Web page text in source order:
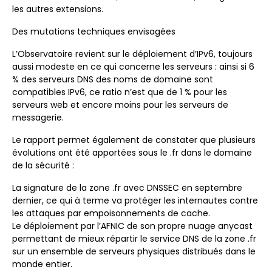
les autres extensions.
Des mutations techniques envisagées
L’Observatoire revient sur le déploiement d’IPv6, toujours
aussi modeste en ce qui concerne les serveurs : ainsi si 6
% des serveurs DNS des noms de domaine sont
compatibles IPv6, ce ratio n’est que de 1 % pour les
serveurs web et encore moins pour les serveurs de
messagerie.
Le rapport permet également de constater que plusieurs
évolutions ont été apportées sous le .fr dans le domaine
de la sécurité :
La signature de la zone .fr avec DNSSEC en septembre
dernier, ce qui à terme va protéger les internautes contre
les attaques par empoisonnements de cache.
Le déploiement par l’AFNIC de son propre nuage anycast
permettant de mieux répartir le service DNS de la zone .fr
sur un ensemble de serveurs physiques distribués dans le
monde entier.